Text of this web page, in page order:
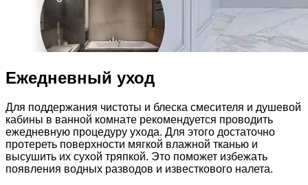
Ежедневный уход
Для поддержания чистоты и блеска смесителя и душевой
кабины в ванной комнате рекомендуется проводить
ежедневную процедуру ухода. Для этого достаточно
протереть поверхности мягкой влажной тканью и
высушить их сухой тряпкой. Это поможет избежать
появления водных разводов и известкового налета.